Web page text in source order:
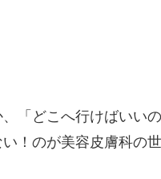
「どこへ行けばいい
！のが美容皮膚科の